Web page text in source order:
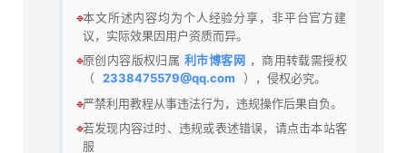
🔹本文所述内容均为个人经验分享，非平台官方建
议，实际效果因用户资质而异。
🔹原创内容版权归属 利市博客网 ，商用转载需授权
（
2338475579@qq.com
），侵权必究。
🔹严禁利用教程从事违法行为，违规操作后果自负。
🔹若发现内容过时、违规或表述错误，请点击本站客
服